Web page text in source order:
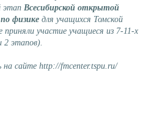
этап Всесибирской открытой
по физике для учащихся Томской
участие учащиеся из 7-11-х
2 этапов).
сайте http://fmcenter.tspu.ru/